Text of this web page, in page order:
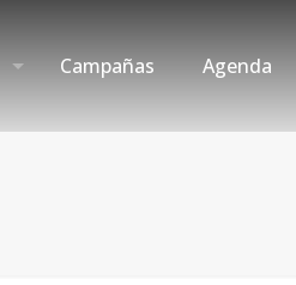
Campañas Agenda